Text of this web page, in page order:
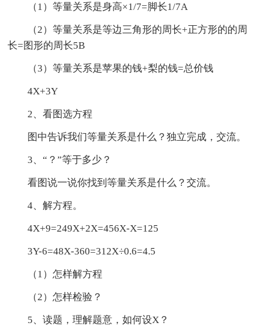
（1）等量关系是身高×1/7=脚长1/7A
（2）等量关系是等边三角形的周长+正方形的的周
长=图形的周长5B
（3）等量关系是苹果的钱+梨的钱=总价钱
4X+3Y
2、看图选方程
图中告诉我们等量关系是什么？独立完成，交流。
3、“？”等于多少？
看图说一说你找到等量关系是什么？交流。
4、解方程。
4X+9=249X+2X=456X-X=125
3Y-6=48X-360=312X÷0.6=4.5
（1）怎样解方程
（2）怎样检验？
5、读题，理解题意，如何设X？